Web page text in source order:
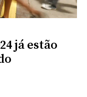
já estão